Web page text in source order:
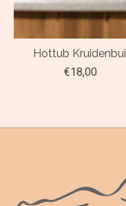
Hottub
€18,00